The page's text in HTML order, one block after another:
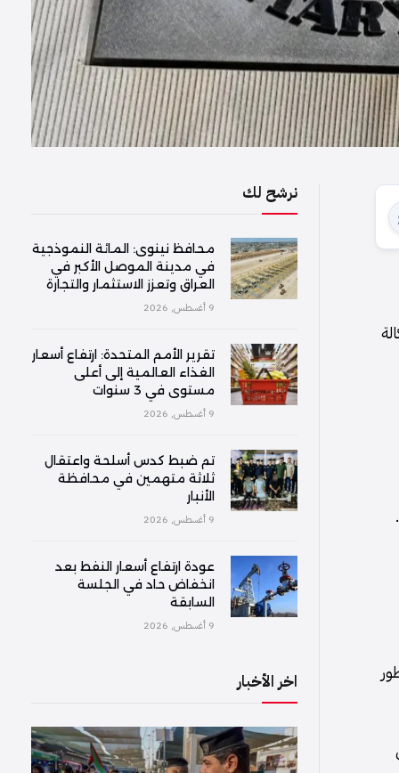
وكالة
نرشح لك
محافظ نينوى: المائة النموذجية
في مدينة الموصل الأكبر في
العراق وتعزز الاستثمار والتجارة
9 أغسطس, 2026
تقرير الأمم المتحدة: ارتفاع أسعار
الغذاء العالمية إلى أعلى
مستوى في 3 سنوات
9 أغسطس, 2026
تم ضبط كدس أسلحة واعتقال
ثلاثة متهمين في محافظة
الأنبار
9 أغسطس, 2026
عودة ارتفاع أسعار النفط بعد
انخفاض حاد في الجلسة
السابقة
9 أغسطس, 2026
اخر الأخبار